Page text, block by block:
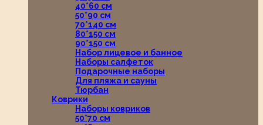
40*60 см
50*90 см
70*140 см
80*150 см
90*150 см
Набор лицевое и банное
Наборы салфеток
Подарочные наборы
Для пляжа и сауны
Тюрбан
Коврики
Наборы ковриков
50*70 см